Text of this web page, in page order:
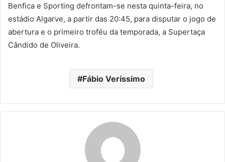
Benfica e Sporting defrontam-se nesta quinta-feira, no
estádio Algarve, a partir das 20:45, para disputar o jogo de
abertura e o primeiro troféu da temporada, a Supertaça
Cândido de Oliveira.
Fábio Veríssimo